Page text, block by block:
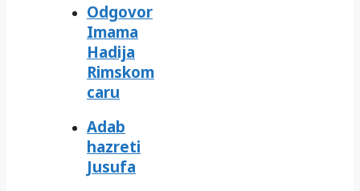
Odgovor
Imama
Hadija
Rimskom
caru
Adab
hazreti
Jusufa